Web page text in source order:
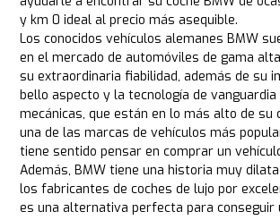
y km 0 ideal al precio más asequible.
Los conocidos vehículos alemanes BMW
en el mercado de automóviles de gama
su extraordinaria fiabilidad, además de su
bello aspecto y la tecnología de
mecánicas, que están en lo más alto de su
una de las marcas de vehículos más
tiene sentido pensar en comprar un
Además, BMW tiene una historia muy
los fabricantes de coches de lujo por
es una alternativa perfecta para conseguir